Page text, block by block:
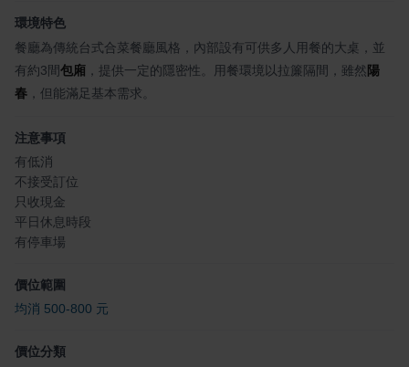
環境特色
餐廳為傳統台式合菜餐廳風格，內部設有可供多人用餐的大桌，並
有約3間包廂 ，提供一定的隱密性。用餐環境以拉簾隔間，雖然陽
春 ，但能滿足基本需求。
注意事項
有低消
不接受訂位
只收現金
平日休息時段
有停車場
價位範圍
均消 500-800 元
價位分類